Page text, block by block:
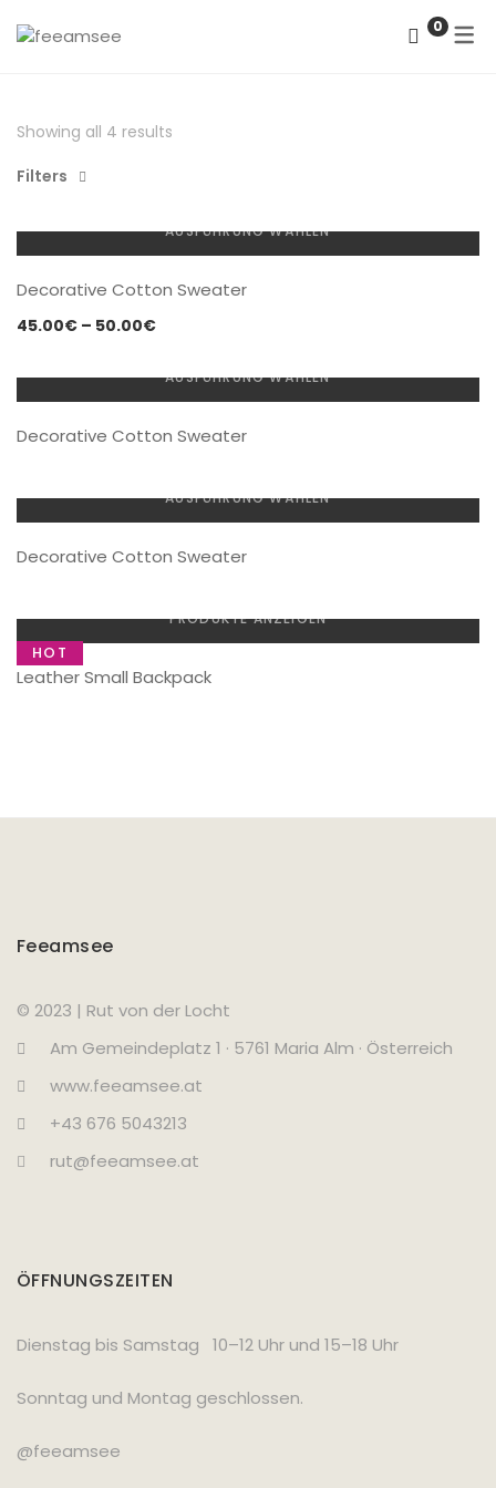
IMPRESSUM
0
Showing all 4 results
Filters
AUSFÜHRUNG WÄHLEN
Decorative Cotton Sweater
45.00€ – 50.00€Preisspanne:
bis
50.00€
AUSFÜHRUNG WÄHLEN
Decorative Cotton Sweater
AUSFÜHRUNG WÄHLEN
Decorative Cotton Sweater
HOT
PRODUKTE ANZEIGEN
Leather Small Backpack
Feeamsee
© 2023 | Rut von der Locht
Am Gemeindeplatz 1 · 5761 Maria Alm · Österreich
www.feeamsee.at
+43 676 5043213
rut@feeamsee.at
ÖFFNUNGSZEITEN
Dienstag bis Samstag 10–12 Uhr und 15–18 Uhr
Sonntag und Montag geschlossen.
@feeamsee